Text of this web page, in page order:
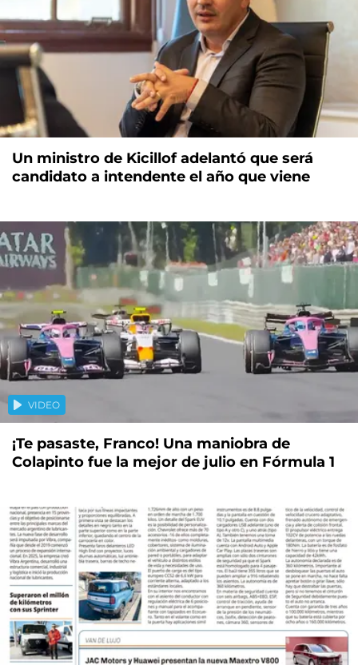
Un ministro de Kicillof adelantó que será
candidato a intendente el año que viene
VIDEO
¡Te pasaste, Franco! Una maniobra de
Colapinto fue la mejor de julio en Fórmula 1